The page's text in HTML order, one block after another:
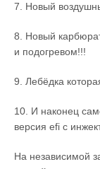
7. Новый
8. Новый
и подогревом!!!
9. Лебёдка
10. И наконец
версия efi с
На независимой